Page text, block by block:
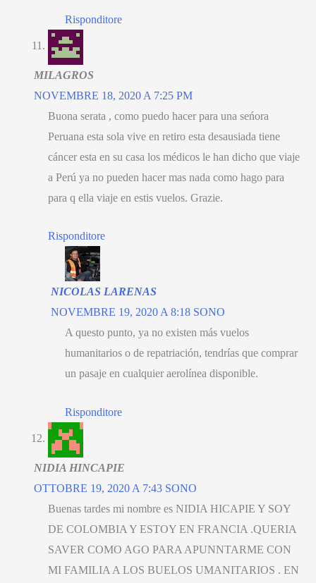
Risponditore
MILAGROS
NOVEMBRE 18, 2020 A 7:25 PM
Buona serata , como puedo hacer para una seńora
Peruana esta sola vive en retiro esta desausiada tiene
cáncer esta en su casa los médicos le han dicho que viaje
a Perú ya no pueden hacer mas nada como hago para
para q ella viaje en estis vuelos. Grazie.
Risponditore
NICOLAS LARENAS
NOVEMBRE 19, 2020 A 8:18 SONO
A questo punto, ya no existen más vuelos
humanitarios o de repatriación, tendrías que comprar
un pasaje en cualquier aerolínea disponible.
Risponditore
NIDIA HINCAPIE
OTTOBRE 19, 2020 A 7:43 SONO
Buenas tardes mi nombre es NIDIA HICAPIE Y SOY
DE COLOMBIA Y ESTOY EN FRANCIA .QUERIA
SAVER COMO AGO PARA APUNNTARME CON
MI FAMILIA A LOS BUELOS UMANITARIOS . EN